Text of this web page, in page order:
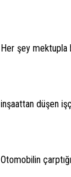
Her şey mektupla
inşaattan düşen
Otomobilin